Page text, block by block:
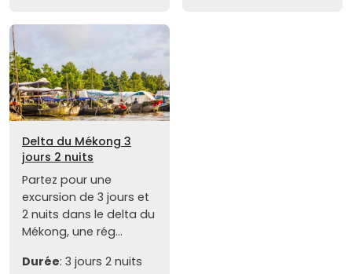
Delta du Mékong 3
jours 2 nuits
Partez pour une
excursion de 3 jours et
2 nuits dans le delta du
Mékong, une rég...
Durée: 3 jours 2 nuits